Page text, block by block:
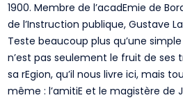
1900. Membre de l’acadEmie de
de l’Instruction publique, Gustave
Teste beaucoup plus qu’une
n’est pas seulement le fruit de ses
sa rEgion, qu’il nous livre ici, mais
même : l’amitiE et le magistère de